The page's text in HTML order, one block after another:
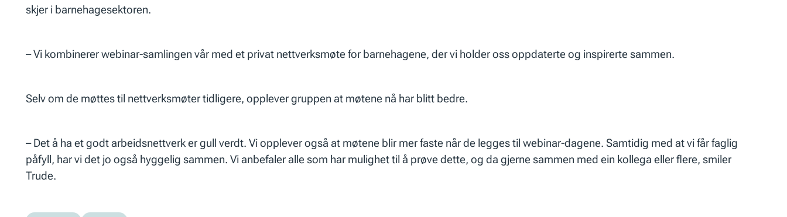
skjer i barnehagesektoren.
– Vi kombinerer webinar-samlingen vår med et privat nettverksmøte for barnehagene, der vi holder oss oppdaterte og inspirerte sammen.
Selv om de møttes til nettverksmøter tidligere, opplever gruppen at møtene nå har blitt bedre.
– Det å ha et godt arbeidsnettverk er gull verdt. Vi opplever også at møtene blir mer faste når de legges til webinar-dagene. Samtidig med at vi får faglig
påfyll, har vi det jo også hyggelig sammen. Vi anbefaler alle som har mulighet til å prøve dette, og da gjerne sammen med ein kollega eller flere, smiler
Trude.